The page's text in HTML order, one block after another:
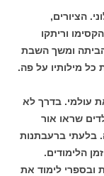
הציורים,
וריתקו
הביתה ומשך השבת
מילותיו על פה.
עולמי. בדרך לא
שראו אור
בלעתי ברעבתנות
הלימודים.
ובספרי לימוד את